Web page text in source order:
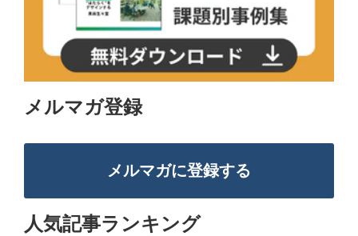
メルマガ登録
メルマガに登録する
人気記事ランキング